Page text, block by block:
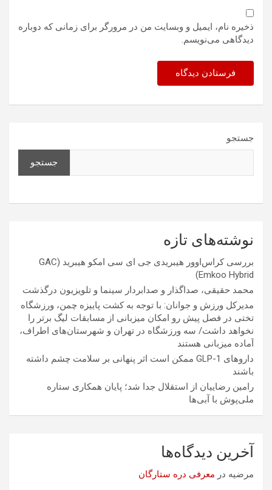
ذخیره نام، ایمیل و وبسایت من در مرورگر برای زمانی که دوباره
دیدگاهی می‌نویسم.
جستجو
جستجو
نوشته‌های تازه
بررسی کراس‌اوور هیبریدی جی ای سی امکو هیبرید (GAC
Emkoo Hybrid)
محمد حقیقی، صداگذار و صدابردار سینما و تلویزیون درگذشت
مدیرکل ورزش و جوانان: با توجه به کشت پاییزه چمن، ورزشگاه
تختی در فصل پیش رو امکان میزبانی از مسابقات لیگ برتر را
نخواهد داشت/ سه ورزشگاه در تهران و شهرستان‌های اطراف،
آماده میزبانی هستند
داروهای GLP-1 ممکن است اثر پنهانی بر سلامت چشم داشته
باشند
رامین رضاییان از استقلال جدا شد؛ پایان همکاری ستاره
ملی‌پوش با آبی‌ها
آخرین دیدگاه‌ها
مرضیه در معرفی دره ستارگان